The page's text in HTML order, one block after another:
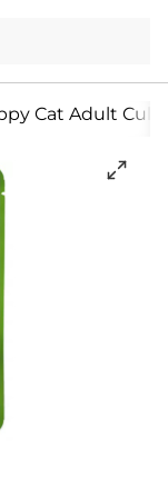
Cat Adult